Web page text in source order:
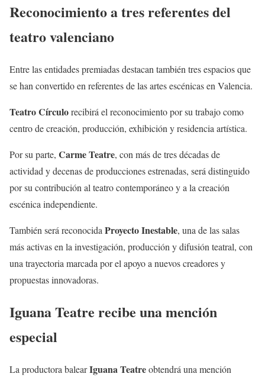
Reconocimiento a tres referentes del
teatro valenciano
Entre las entidades premiadas destacan también tres espacios que
se han convertido en referentes de las artes escénicas en Valencia.
Teatro Círculorecibirá el reconocimiento por su trabajo como
centro de creación, producción, exhibición y residencia artística.
Por su parte, Carme Teatre, con más de tres décadas de
actividad y decenas de producciones estrenadas, será distinguido
por su contribución al teatro contemporáneo y a la creación
escénica independiente.
También será reconocida Proyecto Inestable, una de las salas
más activas en la investigación, producción y difusión teatral, con
una trayectoria marcada por el apoyo a nuevos creadores y
propuestas innovadoras.
Iguana Teatre recibe una mención
especial
La productora balearIguana Teatreobtendrá una mención